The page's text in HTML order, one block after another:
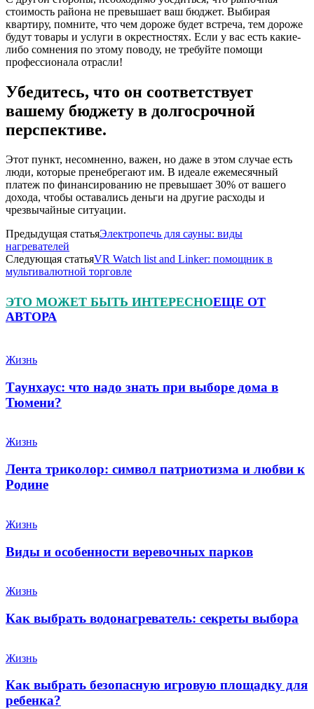
стоимость района не превышает ваш бюджет. Выбирая
квартиру, помните, что чем дороже будет встреча, тем дороже
будут товары и услуги в окрестностях. Если у вас есть какие-
либо сомнения по этому поводу, не требуйте помощи
профессионала отрасли!
Убедитесь, что он соответствует
вашему бюджету в долгосрочной
перспективе.
Этот пункт, несомненно, важен, но даже в этом случае есть
люди, которые пренебрегают им. В идеале ежемесячный
платеж по финансированию не превышает 30% от вашего
дохода, чтобы оставались деньги на другие расходы и
чрезвычайные ситуации.
Предыдущая статьяЭлектропечь для сауны: виды
нагревателей
Следующая статьяVR Watch list and Linker: помощник в
мультивалютной торговле
ЭТО МОЖЕТ БЫТЬ ИНТЕРЕСНОЕЩЕ ОТ
АВТОРА
Жизнь
Таунхаус: что надо знать при выборе дома в
Тюмени?
Жизнь
Лента триколор: символ патриотизма и любви к
Родине
Жизнь
Виды и особенности веревочных парков
Жизнь
Как выбрать водонагреватель: секреты выбора
Жизнь
Как выбрать безопасную игровую площадку для
ребенка?